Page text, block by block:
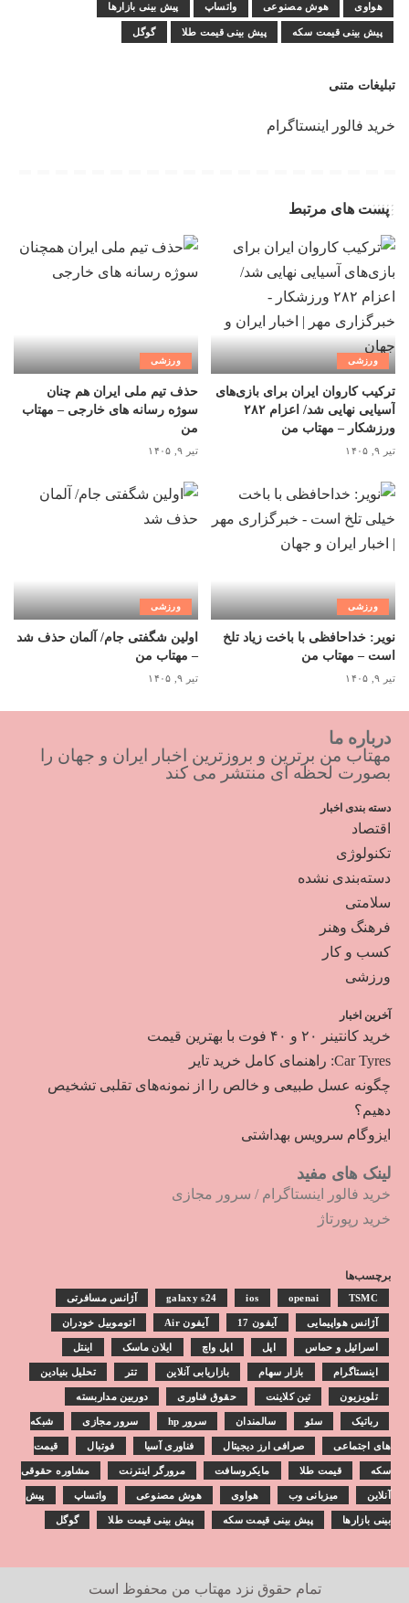
هواوی هوش مصنوعی واتساپ پیش بینی بازارها
پیش بینی قیمت سکه پیش بینی قیمت طلا گوگل
تبلیغات متنی
خرید فالور اینستاگرام
پست های مرتبط
ورزشی
ترکیب کاروان ایران برای بازی‌های
آسیایی نهایی شد/ اعزام ۲۸۲
ورزشکار – مهتاب من
تیر ۹, ۱۴۰۵
ورزشی
حذف تیم ملی ایران هم چنان
سوژه رسانه های خارجی – مهتاب
من
تیر ۹, ۱۴۰۵
ورزشی
نویر: خداحافظی با باخت زیاد تلخ
است – مهتاب من
تیر ۹, ۱۴۰۵
ورزشی
اولین شگفتی جام/ آلمان حذف شد
– مهتاب من
تیر ۹, ۱۴۰۵
درباره ما
مهتاب من برترین و بروزترین اخبار ایران و جهان را
بصورت لحظه ای منتشر می کند
دسته بندی اخبار
اقتصاد
تکنولوژی
دسته‌بندی نشده
سلامتی
فرهنگ وهنر
کسب و کار
ورزشی
آخرین اخبار
خرید کانتینر ۲۰ و ۴۰ فوت با بهترین قیمت
Car Tyres: راهنمای کامل خرید تایر
چگونه عسل طبیعی و خالص را از نمونه‌های تقلبی تشخیص
دهیم؟
ایزوگام سرویس بهداشتی
لینک های مفید
خرید فالور اینستاگرام / سرور مجازی
خرید رپورتاژ
برچسب‌ها
galaxy s24 ios openai TSMC آژانس مسافرتی
آژانس هواپیمایی آیفون 17 آیفون Air اتوموبیل خودران
اسرائیل و حماس اپل اپل واچ ایلان ماسک اینتل
اینستاگرام بازار سهام بازاریابی آنلاین تتر تحلیل بنیادین
تلویزیون تین کلاینت حقوق فناوری دوربین مداربسته
رباتیک سئو سالمندان سرور hp سرور مجازی شبکه
های اجتماعی صرافی ارز دیجیتال فناوری آسیا فوتبال قیمت
سکه قیمت طلا مایکروسافت مرورگر اینترنت مشاوره حقوقی
آنلاین میزبانی وب هواوی هوش مصنوعی واتساپ پیش
بینی بازارها پیش بینی قیمت سکه پیش بینی قیمت طلا گوگل
تمام حقوق نزد مهتاب من محفوظ است